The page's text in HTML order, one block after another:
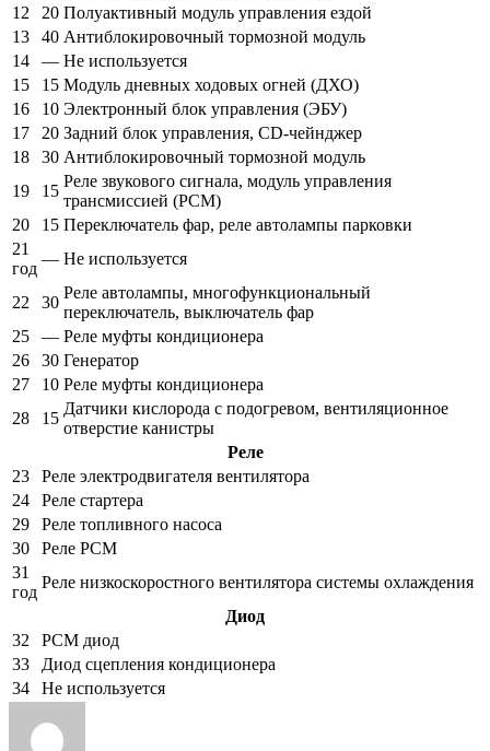
12
20 Полуактивный модуль управления ездой
13
40 Антиблокировочный тормозной модуль
14
— Не используется
15
15 Модуль дневных ходовых огней (ДХО)
16
10 Электронный блок управления (ЭБУ)
17
20 Задний блок управления, CD-чейнджер
18
30 Антиблокировочный тормозной модуль
19
15
Реле звукового сигнала, модуль управления
трансмиссией (PCM)
20
15 Переключатель фар, реле автолампы парковки
21
год
— Не используется
22 30
Реле автолампы, многофункциональный
переключатель, выключатель фар
25
— Реле муфты кондиционера
26
30 Генератор
27
10 Реле муфты кондиционера
28
15
Датчики кислорода с подогревом, вентиляционное
отверстие канистры
Реле
23
Реле электродвигателя вентилятора
24
Реле стартера
29
Реле топливного насоса
30
Реле PCM
31
год
Реле низкоскоростного вентилятора системы охлаждения
Диод
32
PCM диод
33
Диод сцепления кондиционера
34
Не используется